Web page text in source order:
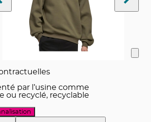
par l’usine comme
ou recyclé, recyclable